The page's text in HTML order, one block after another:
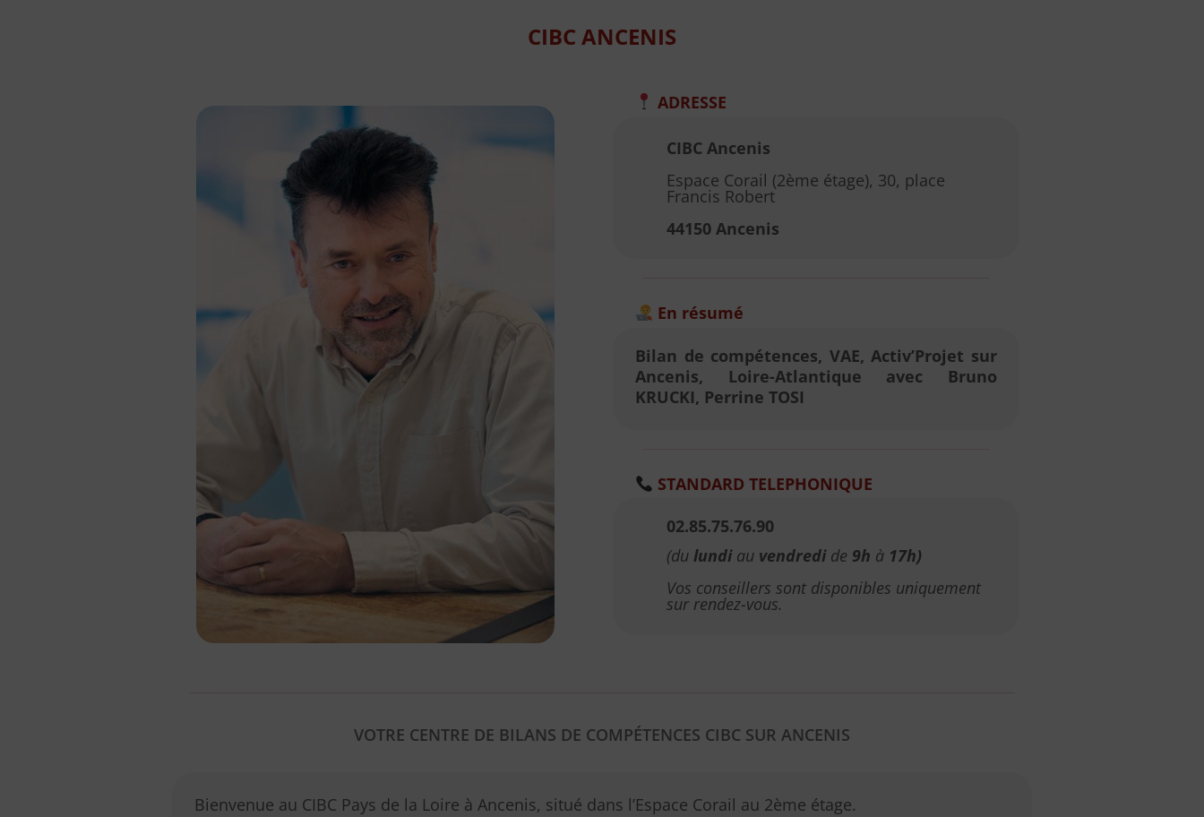
CIBC ANCENIS
ADRESSE
CIBC Ancenis
Espace Corail (2ème étage), 30, place
Francis Robert
44150 Ancenis
En résumé
Bilan de compétences, VAE, Activ’Projet sur
Ancenis, Loire-Atlantique avec Bruno
KRUCKI, Perrine TOSI
STANDARD TELEPHONIQUE
02.85.75.76.90
(du lundiau vendredide 9h à 17h)
Vos conseillers sont disponibles uniquement
sur rendez-vous.
VOTRE CENTRE DE BILANS DE COMPÉTENCES CIBC SUR ANCENIS
Bienvenue au CIBC Pays de la Loire à Ancenis, situé dans l’Espace Corail au 2ème étage.